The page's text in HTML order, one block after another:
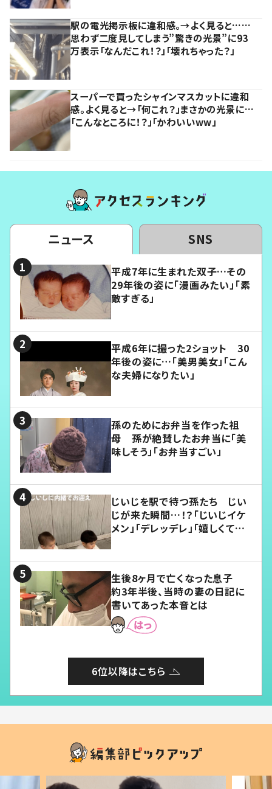
駅の電光掲示板に違和感。→よく見ると……
思わず二度見してしまう”驚きの光景”に93
万表示「なんだこれ！？」「壊れちゃった？」
スーパーで買ったシャインマスカットに違和
感。よく見ると→「何これ？」まさかの光景に…
「こんなところに！？」「かわいいww」
ニュース SNS
平成7年に生まれた双子…その
29年後の姿に「漫画みたい」「素
敵すぎる」
平成6年に撮った2ショット 30
年後の姿に…「美男美女」「こん
な夫婦になりたい」
孫のためにお弁当を作った祖
母 孫が絶賛したお弁当に「美
味しそう」「お弁当すごい」
じいじを駅で待つ孫たち じい
じが来た瞬間…！？「じいじイケ
メン」「デレッデレ」「嬉しくて可
生後8ヶ月で亡くなった息子
約3年半後、当時の妻の日記に
書いてあった本音とは
6位以降はこちら